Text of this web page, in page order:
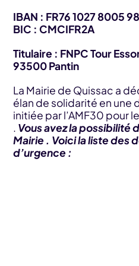
IBAN : FR76 1027 8005
BIC : CMCIFR2A
Titulaire : FNPC Tour
93500 Pantin
La Mairie de Quissac a
élan de solidarité en
initiée par l’AMF30 pour
. Vous avez la possibilité
Mairie . Voici la liste des
d’urgence :